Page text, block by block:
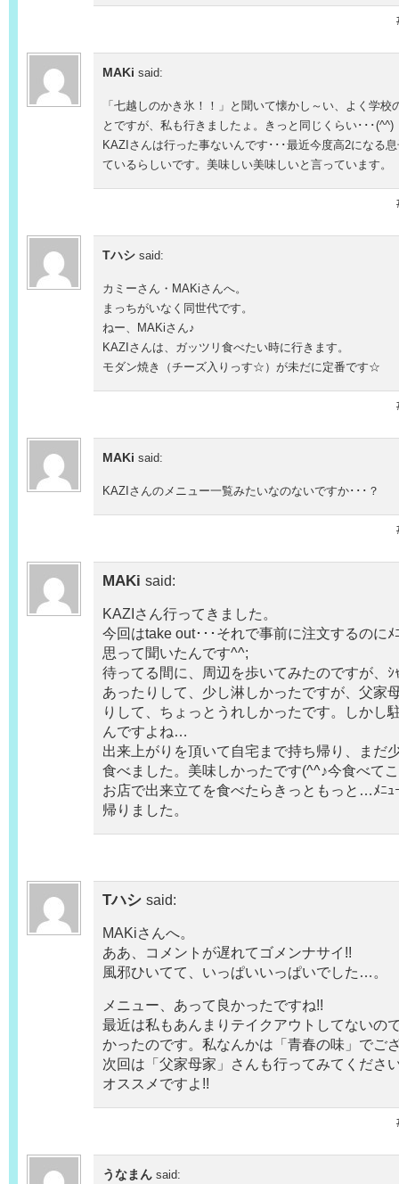
MAKi said:
「七越しのかき氷！！」と聞いて懐かし～い、よく学
とですが、私も行きましたょ。きっと同じくらい･･･(^^)
KAZIさんは行った事ないんです･･･最近今度高2になる
ているらしいです。美味しい美味しいと言っています。
Tハシ said:
カミーさん・MAKiさんへ。
まっちがいなく同世代です。
ねー、MAKiさん♪
KAZIさんは、ガッツリ食べたい時に行きます。
モダン焼き（チーズ入りっす☆）が未だに定番です☆
MAKi said:
KAZIさんのメニュー一覧みたいなのないですか･･･？
MAKi said:
KAZIさん行ってきました。
今回はtake out･･･それで事前に注文するのに
思って聞いたんです^^;
待ってる間に、周辺を歩いてみたのですが、ｼ
あったりして、少し淋しかったですが、父家
りして、ちょっとうれしかったです。しかし
んですよね…
出来上がりを頂いて自宅まで持ち帰り、まだ
食べました。美味しかったです(^^♪今食べて
お店で出来立てを食べたらきっともっと…ﾒﾆｭ
帰りました。
Tハシ said:
MAKiさんへ。
ああ、コメントが遅れてゴメンナサイ!!
風邪ひいてて、いっぱいいっぱいでした…。
メニュー、あって良かったですね!!
最近は私もあんまりテイクアウトしてないの
かったのです。私なんかは「青春の味」でご
次回は「父家母家」さんも行ってみてくださ
オススメですよ!!
うなまん said: